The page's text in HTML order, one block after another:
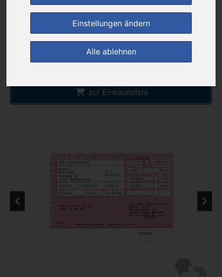
Einstellungen ändern
Alle ablehnen
Preis pro 1 ST / 0,89 €
im Shop bestellen
zur Einkaufsliste